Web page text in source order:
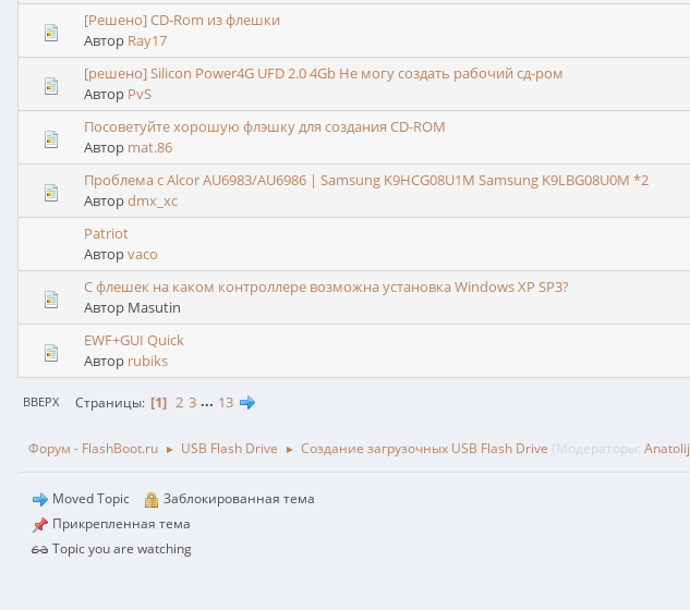
[Решено] CD-Rom из флешки
Автор Ray17
[решено] Silicon Power4G UFD 2.0 4Gb Не могу создать рабочий сд-ром
Автор PvS
Посоветуйте хорошую флэшку для создания CD-ROM
Автор mat.86
Проблема с Alcor AU6983/AU6986 | Samsung K9HCG08U1M Samsung K9LBG08U0M *2
Авторdmx_xc
Patriot
Авторvaco
С флешек на каком контроллере возможна установка Windows XP SP3?
Автор Masutin
EWF+GUI Quick
Автор rubiks
ВВЕРХ Страницы 1 2 3 ... 13
Форум - FlashBoot.ru ► USB Flash Drive ► Создание загрузочных USB Flash Drive (Модераторы: Anatolij
Moved Topic
Заблокированная тема
Прикрепленная тема
Topic you are watching